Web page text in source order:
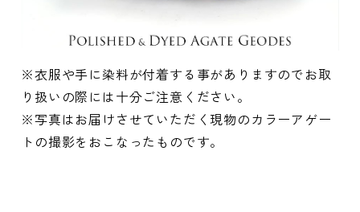
※衣服や手に染料が付着する事がありますのでお取
り扱いの際には十分ご注意ください。
※写真はお届けさせていただく現物のカラーアゲー
トの撮影をおこなったものです。